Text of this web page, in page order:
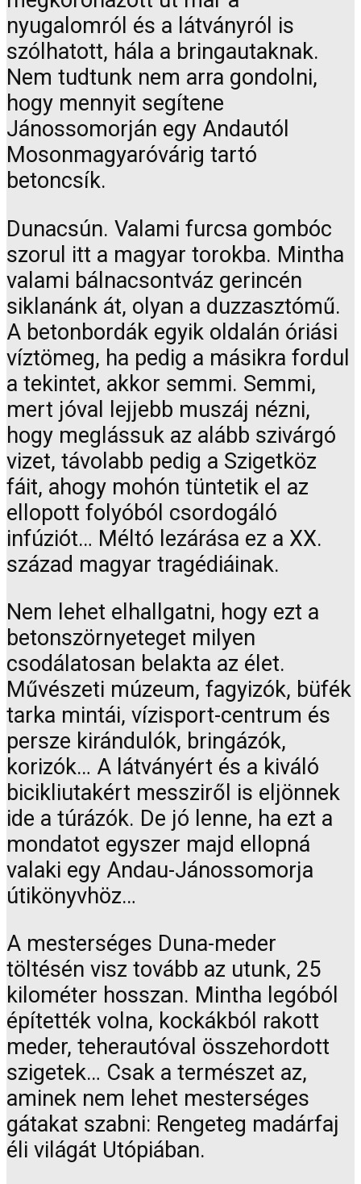
nyugalomról és a látványról is
szólhatott, hála a bringautaknak.
Nem tudtunk nem arra gondolni,
hogy mennyit segítene
Jánossomorján egy Andautól
Mosonmagyaróvárig tartó
betoncsík.
Dunacsún. Valami furcsa gombóc
szorul itt a magyar torokba. Mintha
valami bálnacsontváz gerincén
siklanánk át, olyan a duzzasztómű.
A betonbordák egyik oldalán óriási
víztömeg, ha pedig a másikra fordul
a tekintet, akkor semmi. Semmi,
mert jóval lejjebb muszáj nézni,
hogy meglássuk az alább szivárgó
vizet, távolabb pedig a Szigetköz
fáit, ahogy mohón tüntetik el az
ellopott folyóból csordogáló
infúziót… Méltó lezárása ez a XX.
század magyar tragédiáinak.
Nem lehet elhallgatni, hogy ezt a
betonszörnyeteget milyen
csodálatosan belakta az élet.
Művészeti múzeum, fagyizók, büfék
tarka mintái, vízisport-centrum és
persze kirándulók, bringázók,
korizók… A látványért és a kiváló
bicikliutakért messziről is eljönnek
ide a túrázók. De jó lenne, ha ezt a
mondatot egyszer majd ellopná
valaki egy Andau-Jánossomorja
útikönyvhöz…
A mesterséges Duna-meder
töltésén visz tovább az utunk, 25
kilométer hosszan. Mintha legóból
építették volna, kockákból rakott
meder, teherautóval összehordott
szigetek… Csak a természet az,
aminek nem lehet mesterséges
gátakat szabni: Rengeteg madárfaj
éli világát Utópiában.